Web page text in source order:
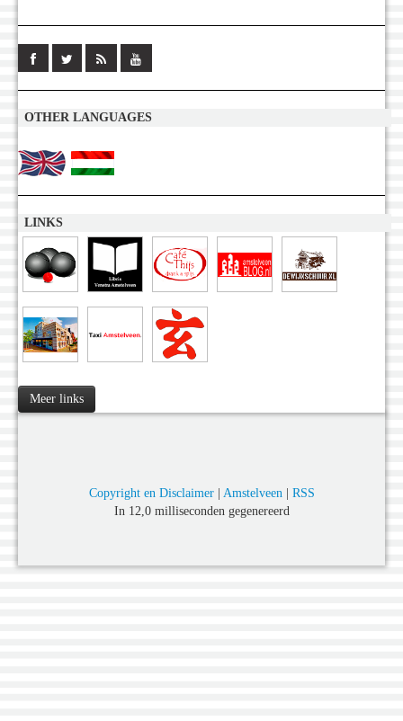
OTHER LANGUAGES
LINKS
Meer links
Copyright en Disclaimer| Amstelveen| RSS
In 12,0 milliseconden gegenereerd